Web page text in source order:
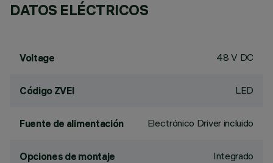
DATOS ELÉCTRICOS
Voltage 48 V DC
Código ZVEI LED
Fuente de alimentación Electrónico Driver incluido
Opciones de montaje Integrado